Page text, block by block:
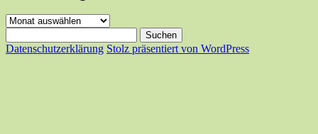
Ältere
Beiträge
nach
Zeit
nach:
Datenschutzerklärung Stolz präsentiert von WordPress